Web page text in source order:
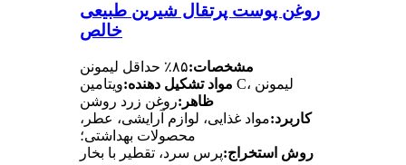
روغن پوست پرتقال شیرین طبیعی
خالص
مشخصات:۸۵٪ حداقل لیمونن
مواد تشکیل دهنده:
ویتامین C، لیمونن
ظاهر:روغن زرد روشن
کاربرد:مواد غذایی، لوازم آرایشی، عطر،
محصولات بهداشتی؛
روش استخراج:پرس سرد، تقطیر با بخار